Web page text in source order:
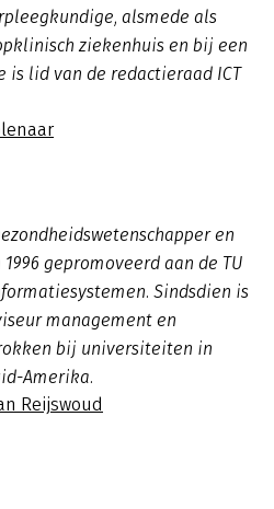
alsmede als
ziekenhuis en bij een
is lid van de redactieraad ICT
en
gepromoveerd aan de TU
Sindsdien is
management en
bij universiteiten in
Amerika.
Reijswoud